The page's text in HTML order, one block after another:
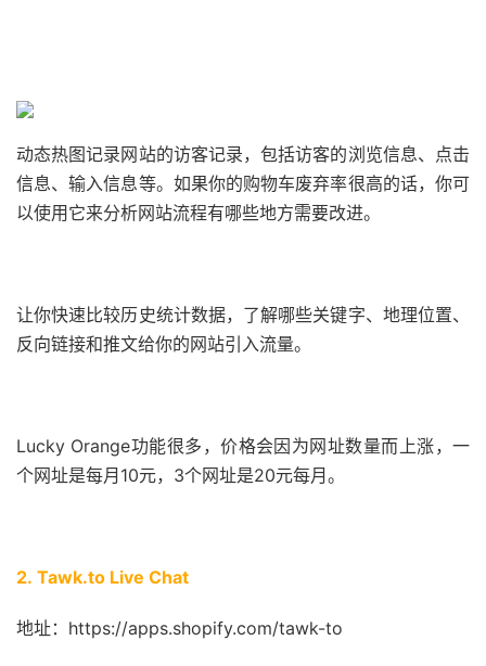
动态热图记录网站的访客记录，包括访客的浏览信息、点击
信息、输入信息等。如果你的购物车废弃率很高的话，你可
以使用它来分析网站流程有哪些地方需要改进。
让你快速比较历史统计数据，了解哪些关键字、地理位置、
反向链接和推文给你的网站引入流量。
Lucky Orange功能很多，价格会因为网址数量而上涨，一
个网址是每月10元，3个网址是20元每月。
2. Tawk.to Live Chat
地址：https://apps.shopify.com/tawk-to